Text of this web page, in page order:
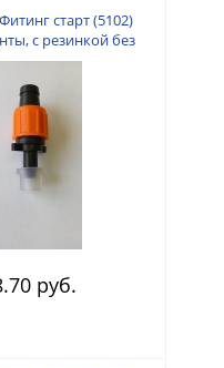
старт (5102)
с резинкой без
поджим
руб.